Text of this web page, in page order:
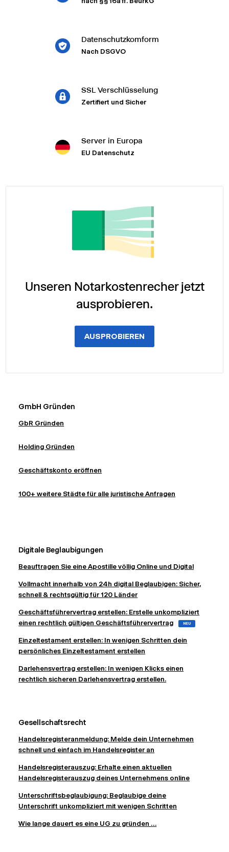
Datenschutzkomform
Nach DSGVO
SSL Verschlüsselung
Zertifiert und Sicher
Server in Europa
EU Datenschutz
Unseren Notarkostenrecher jetzt
ausprobieren.
AUSPROBIEREN
GmbH Gründen
GbR Gründen
Holding Gründen
Geschäftskonto eröffnen
100+ weitere Städte für alle juristische Anfragen
Digitale Beglaubigungen
Beauftragen Sie eine Apostille völlig Online und Digital
Vollmacht innerhalb von 24h digital Beglaubigen: Sicher,
schnell & rechtsgültig für 120 Länder
Geschäftsführervertrag erstellen: Erstelle unkompliziert
einen rechtlich gültigen Geschäftsführervertrag
NEU
Einzeltestament erstellen: In wenigen Schritten dein
persönliches Einzeltestament erstellen
Darlehensvertrag erstellen: In wenigen Klicks einen
rechtlich sicheren Darlehensvertrag erstellen.
Gesellschaftsrecht
Handelsregisteranmeldung: Melde dein Unternehmen
schnell und einfach im Handelsregister an
Handelsregisterauszug: Erhalte einen aktuellen
Handelsregisterauszug deines Unternehmens online
Unterschriftsbeglaubigung: Beglaubige deine
Unterschrift unkompliziert mit wenigen Schritten
Wie lange dauert es eine UG zu gründen ...